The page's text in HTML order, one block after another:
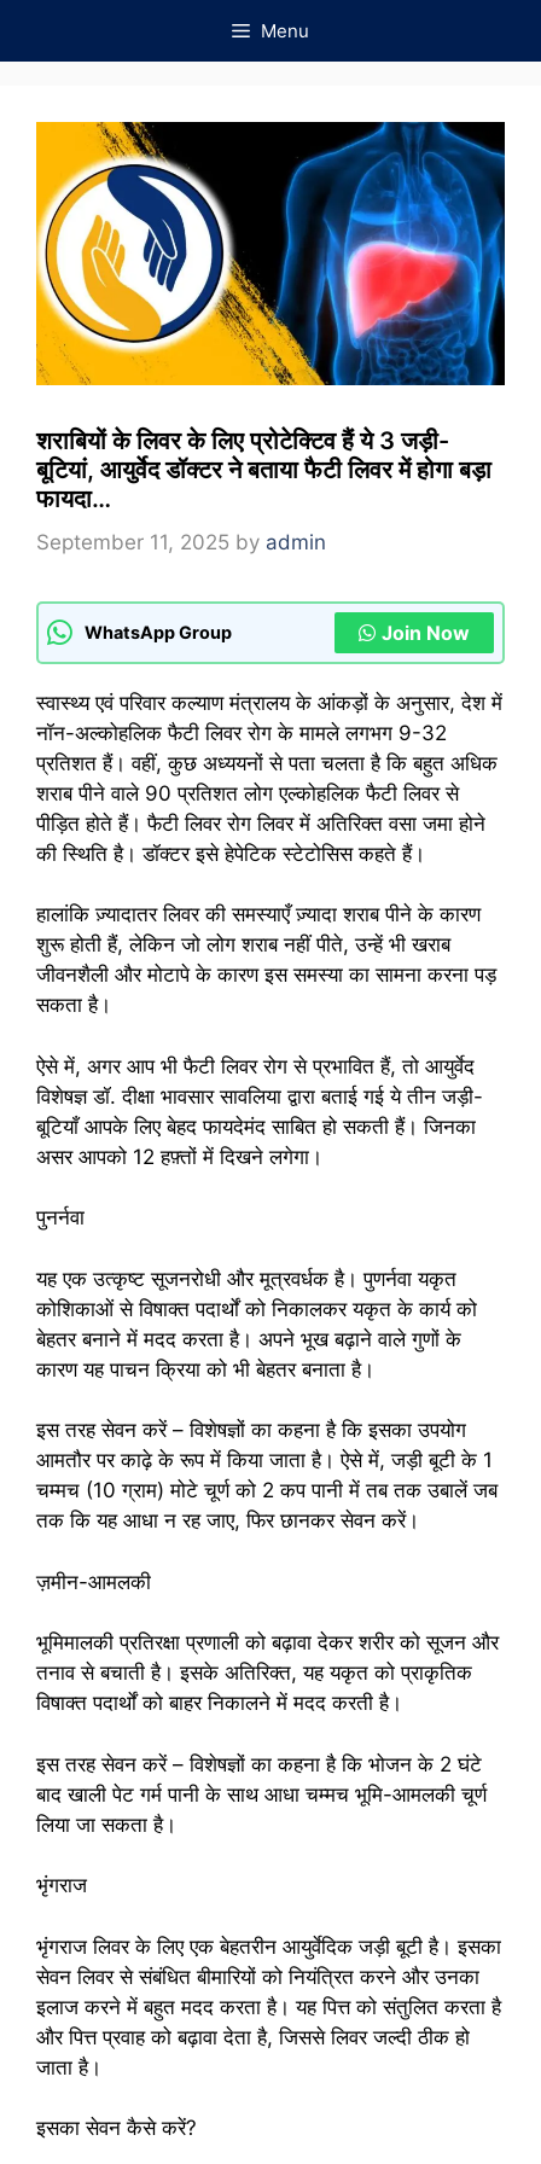
Menu
शराबियों के लिवर के लिए प्रोटेक्टिव हैं ये 3 जड़ी-
बूटियां, आयुर्वेद डॉक्टर ने बताया फैटी लिवर में होगा बड़ा
फायदा…
September 11, 2025 by admin
WhatsApp Group Join Now
स्वास्थ्य एवं परिवार कल्याण मंत्रालय के आंकड़ों के अनुसार, देश में
नॉन-अल्कोहलिक फैटी लिवर रोग के मामले लगभग 9-32
प्रतिशत हैं। वहीं, कुछ अध्ययनों से पता चलता है कि बहुत अधिक
शराब पीने वाले 90 प्रतिशत लोग एल्कोहलिक फैटी लिवर से
पीड़ित होते हैं। फैटी लिवर रोग लिवर में अतिरिक्त वसा जमा होने
की स्थिति है। डॉक्टर इसे हेपेटिक स्टेटोसिस कहते हैं।
हालांकि ज़्यादातर लिवर की समस्याएँ ज़्यादा शराब पीने के कारण
शुरू होती हैं, लेकिन जो लोग शराब नहीं पीते, उन्हें भी खराब
जीवनशैली और मोटापे के कारण इस समस्या का सामना करना पड़
सकता है।
ऐसे में, अगर आप भी फैटी लिवर रोग से प्रभावित हैं, तो आयुर्वेद
विशेषज्ञ डॉ. दीक्षा भावसार सावलिया द्वारा बताई गई ये तीन जड़ी-
बूटियाँ आपके लिए बेहद फायदेमंद साबित हो सकती हैं। जिनका
असर आपको 12 हफ़्तों में दिखने लगेगा।
पुनर्नवा
यह एक उत्कृष्ट सूजनरोधी और मूत्रवर्धक है। पुणर्नवा यकृत
कोशिकाओं से विषाक्त पदार्थों को निकालकर यकृत के कार्य को
बेहतर बनाने में मदद करता है। अपने भूख बढ़ाने वाले गुणों के
कारण यह पाचन क्रिया को भी बेहतर बनाता है।
इस तरह सेवन करें – विशेषज्ञों का कहना है कि इसका उपयोग
आमतौर पर काढ़े के रूप में किया जाता है। ऐसे में, जड़ी बूटी के 1
चम्मच (10 ग्राम) मोटे चूर्ण को 2 कप पानी में तब तक उबालें जब
तक कि यह आधा न रह जाए, फिर छानकर सेवन करें।
ज़मीन-आमलकी
भूमिमालकी प्रतिरक्षा प्रणाली को बढ़ावा देकर शरीर को सूजन और
तनाव से बचाती है। इसके अतिरिक्त, यह यकृत को प्राकृतिक
विषाक्त पदार्थों को बाहर निकालने में मदद करती है।
इस तरह सेवन करें – विशेषज्ञों का कहना है कि भोजन के 2 घंटे
बाद खाली पेट गर्म पानी के साथ आधा चम्मच भूमि-आमलकी चूर्ण
लिया जा सकता है।
भृंगराज
भृंगराज लिवर के लिए एक बेहतरीन आयुर्वेदिक जड़ी बूटी है। इसका
सेवन लिवर से संबंधित बीमारियों को नियंत्रित करने और उनका
इलाज करने में बहुत मदद करता है। यह पित्त को संतुलित करता है
और पित्त प्रवाह को बढ़ावा देता है, जिससे लिवर जल्दी ठीक हो
जाता है।
इसका सेवन कैसे करें?